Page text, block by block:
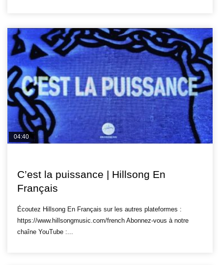
04:40
C’est la puissance | Hillsong En
Français
Écoutez Hillsong En Français sur les autres plateformes :
https://www.hillsongmusic.com/french Abonnez-vous à notre
chaîne YouTube :...